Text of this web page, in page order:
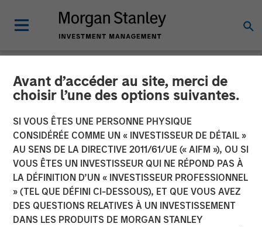
Avant d’accéder au site, merci de
choisir l’une des options suivantes.
SI VOUS ÊTES UNE PERSONNE PHYSIQUE
CONSIDÉRÉE COMME UN « INVESTISSEUR DE DÉTAIL »
AU SENS DE LA DIRECTIVE 2011/61/UE (« AIFM »), OU SI
VOUS ÊTES UN INVESTISSEUR QUI NE RÉPOND PAS À
LA DÉFINITION D’UN « INVESTISSEUR PROFESSIONNEL
» (TEL QUE DÉFINI CI-DESSOUS), ET QUE VOUS AVEZ
DES QUESTIONS RELATIVES À UN INVESTISSEMENT
DANS LES PRODUITS DE MORGAN STANLEY
NEWSROOM
Morgan Stanley Investment
Management Receives
Approval for Full Ownership
of its China Mutual Funds
Joint Venture